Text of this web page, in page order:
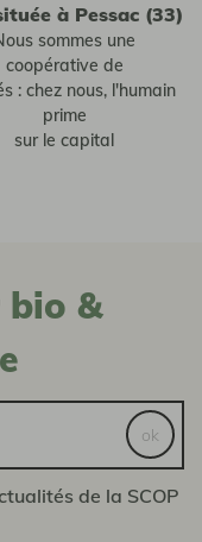
à Pessac (33)
sommes une
coopérative de
: chez nous, l'humain
prime
sur le capital
bio &
de la SCOP
ok